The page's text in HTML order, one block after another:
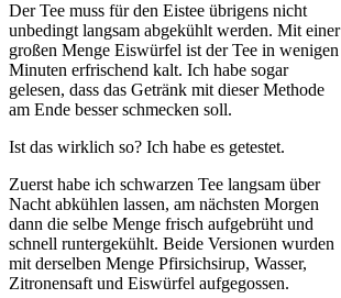
Der Tee muss für den Eistee übrigens nicht
unbedingt langsam abgekühlt werden. Mit einer
großen Menge Eiswürfel ist der Tee in wenigen
Minuten erfrischend kalt. Ich habe sogar
gelesen, dass das Getränk mit dieser Methode
am Ende besser schmecken soll.
Ist das wirklich so? Ich habe es getestet.
Zuerst habe ich schwarzen Tee langsam über
Nacht abkühlen lassen, am nächsten Morgen
dann die selbe Menge frisch aufgebrüht und
schnell runtergekühlt. Beide Versionen wurden
mit derselben Menge Pfirsichsirup, Wasser,
Zitronensaft und Eiswürfel aufgegossen.